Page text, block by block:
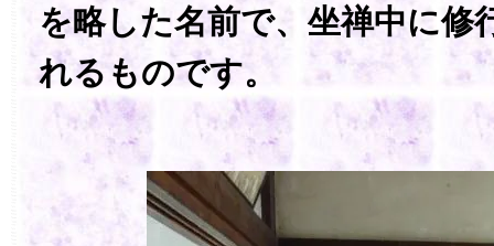
を略した名前で、坐禅中に修
れるものです。